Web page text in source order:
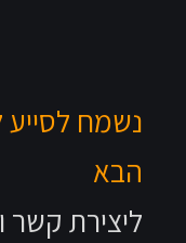
התפקיד
קורות חיים